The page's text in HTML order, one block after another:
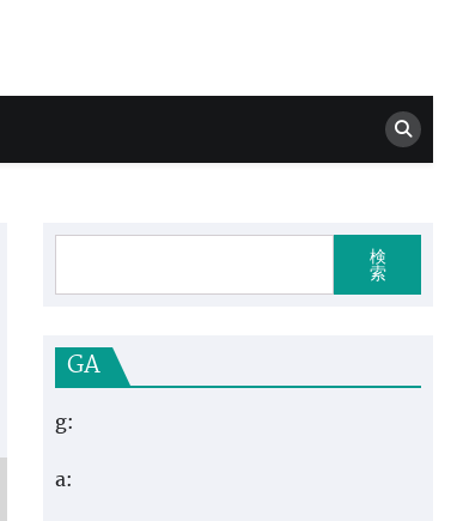
検
索
GA
g:
a: